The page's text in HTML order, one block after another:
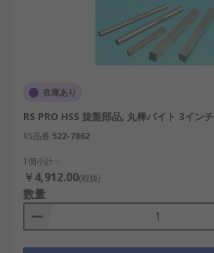
在庫あり
RS PRO HSS 旋盤部品, 丸棒バイト 3イン
RS品番 522-7862
1個小計：
￥4,912.00(税抜)
数量